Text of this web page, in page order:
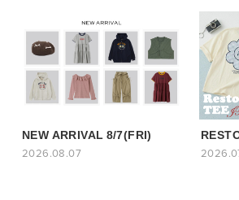
NEW ARRIVAL 8/7(FRI)
2026.08.07